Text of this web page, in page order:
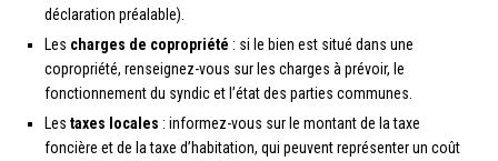
déclaration préalable).
Les charges de copropriété : si le bien est situé dans une
copropriété, renseignez-vous sur les charges à prévoir, le
fonctionnement du syndic et l’état des parties communes.
Les taxes locales : informez-vous sur le montant de la taxe
foncière et de la taxe d’habitation, qui peuvent représenter un coût